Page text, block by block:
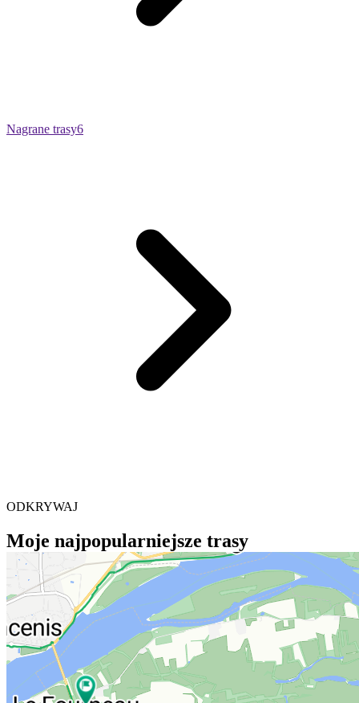
Nagrane trasy6
ODKRYWAJ
Moje najpopularniejsze trasy